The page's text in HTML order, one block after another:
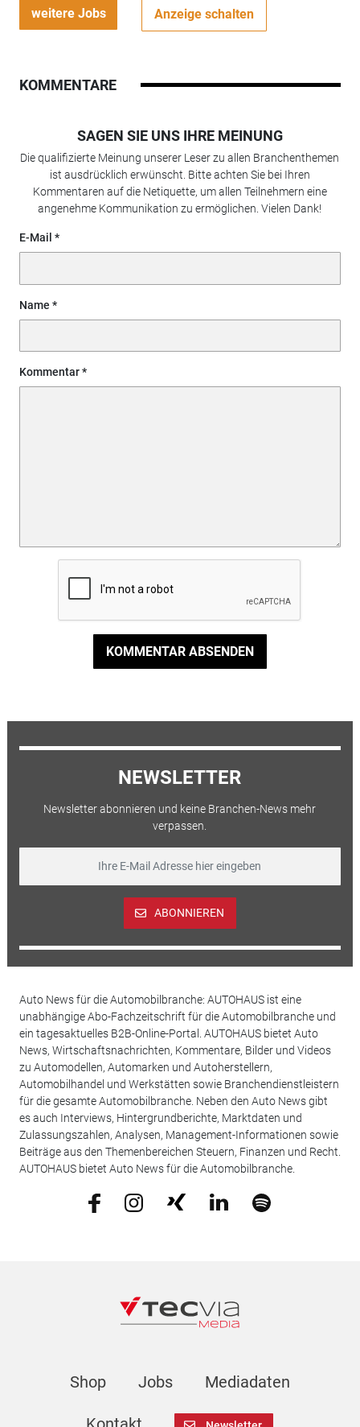
weitere Jobs Anzeige schalten
KOMMENTARE
SAGEN SIE UNS IHRE MEINUNG
Die qualifizierte Meinung unserer Leser zu allen Branchenthemen
ist ausdrücklich erwünscht. Bitte achten Sie bei Ihren
Kommentaren auf die Netiquette, um allen Teilnehmern eine
angenehme Kommunikation zu ermöglichen. Vielen Dank!
E-Mail
Name
Kommentar
KOMMENTAR ABSENDEN
NEWSLETTER
Newsletter abonnieren und keine Branchen-News mehr
verpassen.
ABONNIEREN
Auto News für die Automobilbranche: AUTOHAUS ist eine
unabhängige Abo-Fachzeitschrift für die Automobilbranche und
ein tagesaktuelles B2B-Online-Portal. AUTOHAUS bietet Auto
News, Wirtschaftsnachrichten, Kommentare, Bilder und Videos
zu Automodellen, Automarken und Autoherstellern,
Automobilhandel und Werkstätten sowie Branchendienstleistern
für die gesamte Automobilbranche. Neben den Auto News gibt
es auch Interviews, Hintergrundberichte, Marktdaten und
Zulassungszahlen, Analysen, Management-Informationen sowie
Beiträge aus den Themenbereichen Steuern, Finanzen und Recht.
AUTOHAUS bietet Auto News für die Automobilbranche.
Shop Jobs Mediadaten